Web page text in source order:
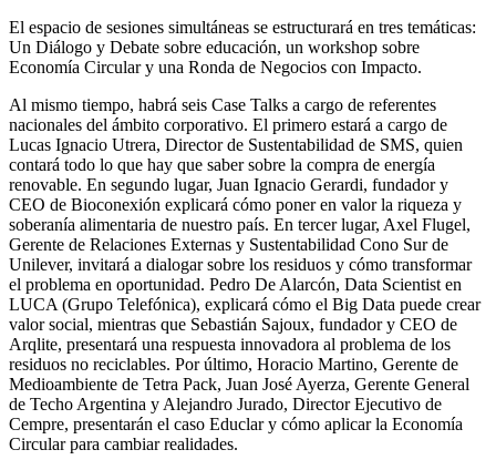
El espacio de sesiones simultáneas se estructurará en tres temáticas:
Un Diálogo y Debate sobre educación, un workshop sobre
Economía Circular y una Ronda de Negocios con Impacto.
Al mismo tiempo, habrá seis Case Talks a cargo de referentes
nacionales del ámbito corporativo. El primero estará a cargo de
Lucas Ignacio Utrera, Director de Sustentabilidad de SMS, quien
contará todo lo que hay que saber sobre la compra de energía
renovable. En segundo lugar, Juan Ignacio Gerardi, fundador y
CEO de Bioconexión explicará cómo poner en valor la riqueza y
soberanía alimentaria de nuestro país. En tercer lugar, Axel Flugel,
Gerente de Relaciones Externas y Sustentabilidad Cono Sur de
Unilever, invitará a dialogar sobre los residuos y cómo transformar
el problema en oportunidad. Pedro De Alarcón, Data Scientist en
LUCA (Grupo Telefónica), explicará cómo el Big Data puede crear
valor social, mientras que Sebastián Sajoux, fundador y CEO de
Arqlite, presentará una respuesta innovadora al problema de los
residuos no reciclables. Por último, Horacio Martino, Gerente de
Medioambiente de Tetra Pack, Juan José Ayerza, Gerente General
de Techo Argentina y Alejandro Jurado, Director Ejecutivo de
Cempre, presentarán el caso Educlar y cómo aplicar la Economía
Circular para cambiar realidades.